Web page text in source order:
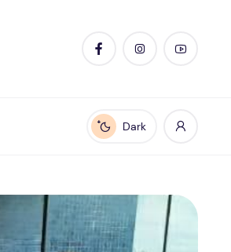
Enable dark mode
Dark